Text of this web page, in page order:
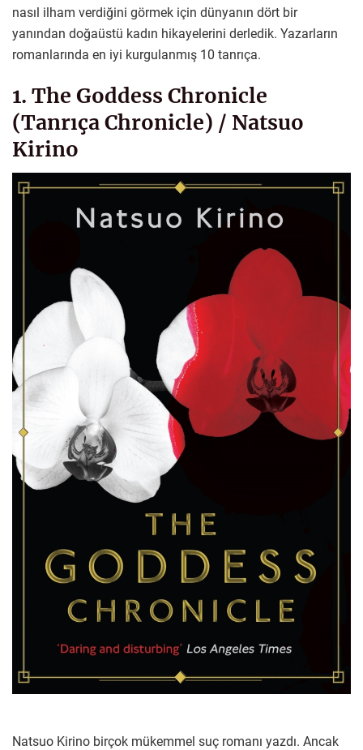
nasıl ilham verdiğini görmek için dünyanın dört bir
yanından doğaüstü kadın hikayelerini derledik. Yazarların
romanlarında en iyi kurgulanmış 10 tanrıça.
1. The Goddess Chronicle
(Tanrıça Chronicle) / Natsuo
Kirino
Natsuo Kirino birçok mükemmel suç romanı yazdı. Ancak